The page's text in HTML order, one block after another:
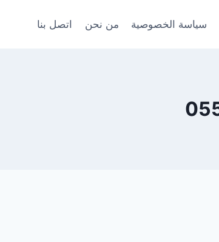
سياسة الخصوصية من نحن اتصل بنا